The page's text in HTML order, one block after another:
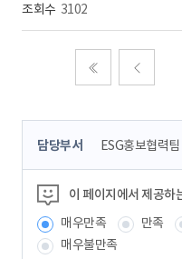
3102
콘
츠
정
보
책
임
담당부서 ESG홍보협력팀
이 페이지에서 제공하
매우만족
만족
매우불만족